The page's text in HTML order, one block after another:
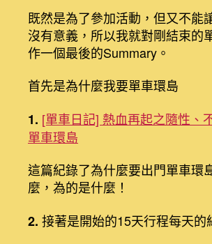
既然是為了參加活動，但又不能
沒有意義，所以我就對剛結束的
作一個最後的Summary。
首先是為什麼我要單車環島
1. [單車日記] 熱血再起之隨性、
單車環島
這篇紀錄了為什麼要出門單車環
麼，為的是什麼！
2. 接著是開始的15天行程每天的